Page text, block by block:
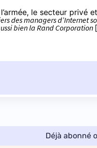
le secteur privé
des managers d’Internet
bien la Rand Corporation
Déjà abonné